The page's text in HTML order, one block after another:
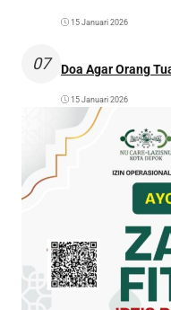
15 Januari 2026
07 Doa Agar Orang
15 Januari 2026